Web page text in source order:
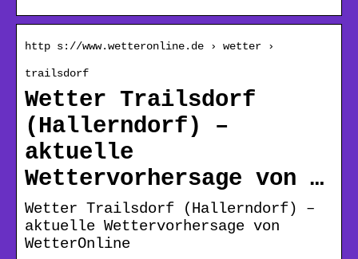
http s://www.wetteronline.de › wetter ›
trailsdorf
Wetter Trailsdorf
(Hallerndorf) –
aktuelle
Wettervorhersage von …
Wetter Trailsdorf (Hallerndorf) –
aktuelle Wettervorhersage von
WetterOnline